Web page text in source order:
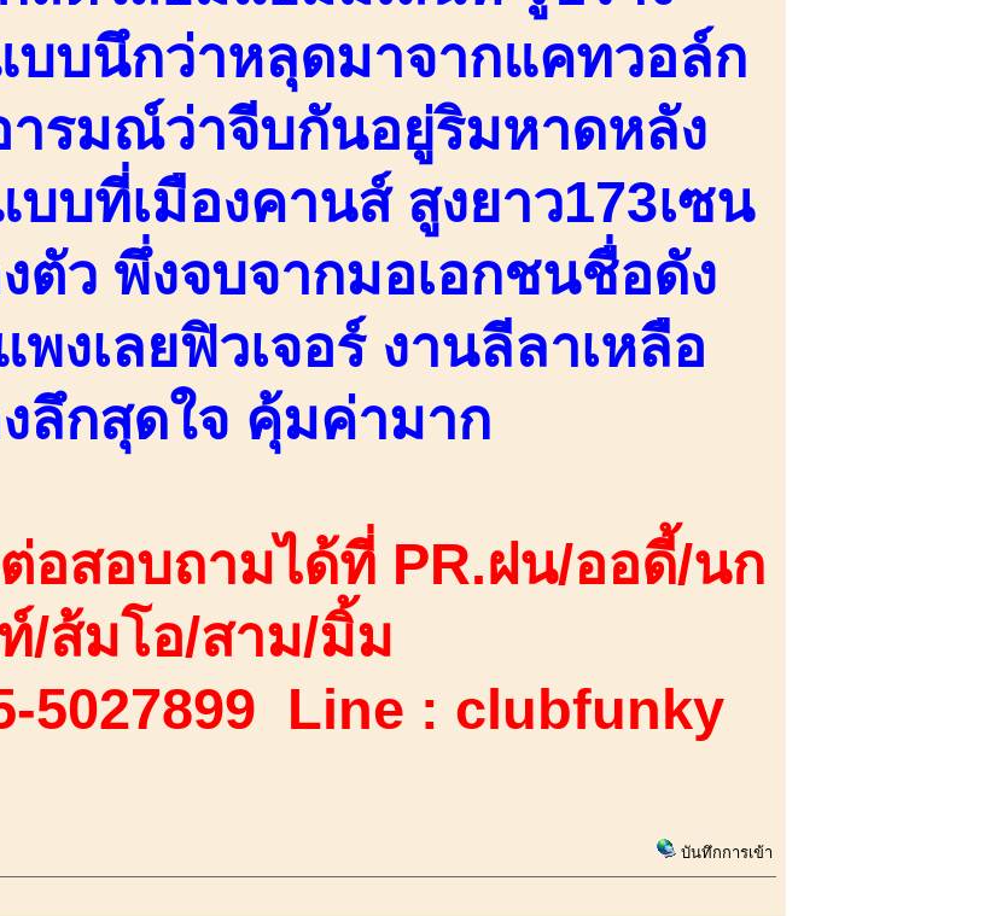
บนึกว่าหลุดมาจากแคทวอล์ก
ารมณ์ว่าจีบกันอยู่ริมหาดหลัง
บบที่เมืองคานส์ สูงยาว173เซน
ตัว พึ่งจบจากมอเอกชนชื่อดัง
พงเลยฟิวเจอร์ งานลีลาเหลือ
ลึกสุดใจ คุ้มค่ามาก
อสอบถามได้ที่ PR.ฝน/ออดี้/นก
/ส้มโอ/สาม/มิ้ม
5027899 Line : clubfunky
บันทึกการเข้า